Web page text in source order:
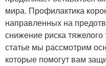
мира. Профилактика
направленных на
снижение риска
статье мы рассмотрим
которые помогут вам